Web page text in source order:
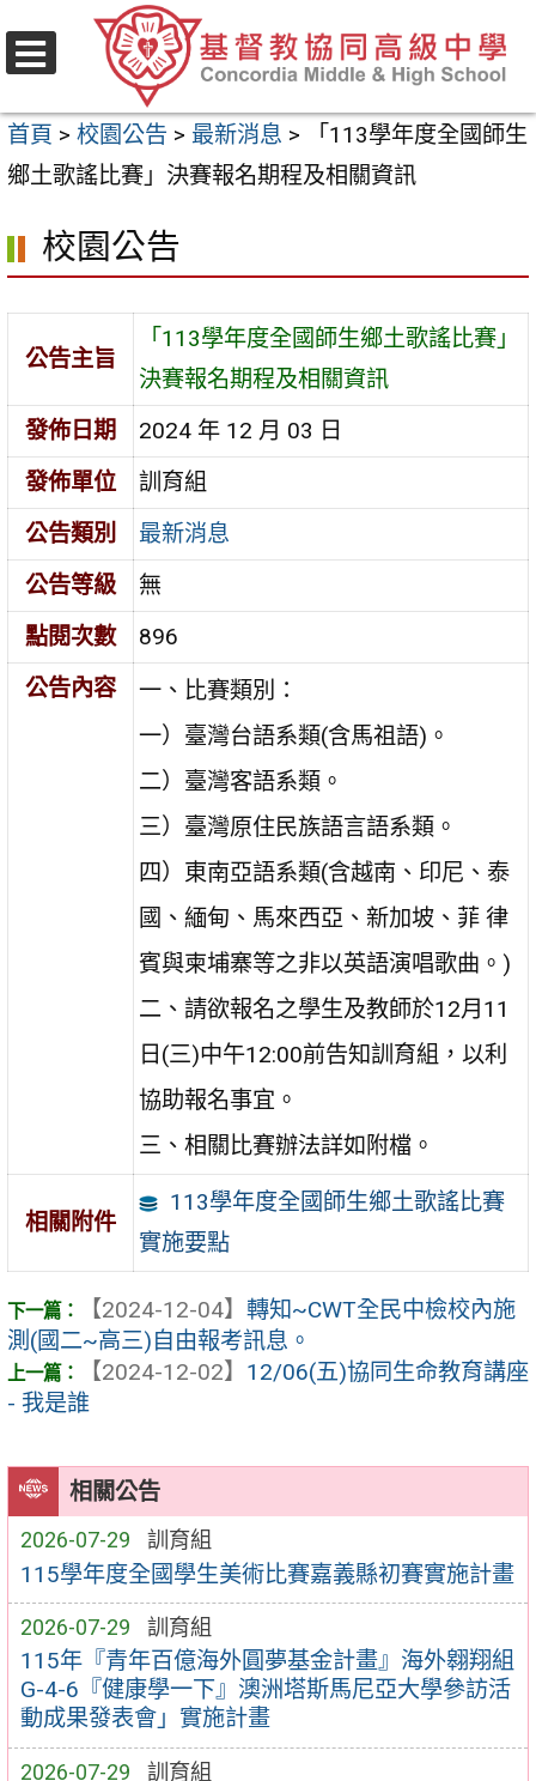
至
要
內
區
首頁 > 校園公告 > 最新消息 >
「113學年度全國師生
鄉土歌謠比賽」決賽報名期程及相關資訊
相關公告
2026-07-29 訓育組
115學年度全國學生美術比賽嘉義縣初賽實施計畫
2026-07-29 訓育組
115年『青年百億海外圓夢基金計畫』海外翱翔組
G-4-6『健康學一下』澳洲塔斯馬尼亞大學參訪活
動成果發表會」實施計畫
2026-07-29 訓育組
校園公告
公告主旨
「113學年度全國師生鄉土歌謠比賽」
決賽報名期程及相關資訊
發佈日期
2024 年 12 月 03 日
發佈單位
訓育組
公告類別
最新消息
公告等級
無
點閱次數
896
公告內容
一、比賽類別：
一）臺灣台語系類(含馬祖語)。
二）臺灣客語系類。
三）臺灣原住民族語言語系類。
四）東南亞語系類(含越南、印尼、泰
國、緬甸、馬來西亞、新加坡、菲 律
賓與柬埔寨等之非以英語演唱歌曲。)
二、請欲報名之學生及教師於12月11
日(三)中午12:00前告知訓育組，以利
協助報名事宜。
三、相關比賽辦法詳如附檔。
相關附件
113學年度全國師生鄉土歌謠比賽
實施要點
【2024-12-04】 轉知~CWT全民中檢校內施
測(國二~高三)自由報考訊息。
【2024-12-02】 12/06(五)協同生命教育講座
- 我是誰
選
單